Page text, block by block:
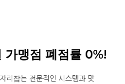
가맹점 폐점률 0%!
리잡는 전문적인 시스템과 맛